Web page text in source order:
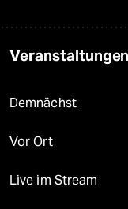
Veranstaltungen
Demnächst
Vor Ort
Live im Stream